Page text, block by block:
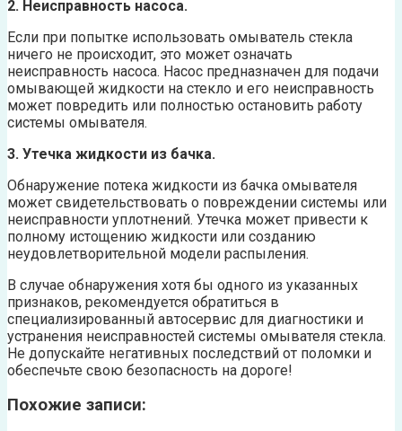
2. Неисправность насоса.
Если при попытке использовать омыватель стекла
ничего не происходит, это может означать
неисправность насоса. Насос предназначен для подачи
омывающей жидкости на стекло и его неисправность
может повредить или полностью остановить работу
системы омывателя.
3. Утечка жидкости из бачка.
Обнаружение потека жидкости из бачка омывателя
может свидетельствовать о повреждении системы или
неисправности уплотнений. Утечка может привести к
полному истощению жидкости или созданию
неудовлетворительной модели распыления.
В случае обнаружения хотя бы одного из указанных
признаков, рекомендуется обратиться в
специализированный автосервис для диагностики и
устранения неисправностей системы омывателя стекла.
Не допускайте негативных последствий от поломки и
обеспечьте свою безопасность на дороге!
Похожие записи: